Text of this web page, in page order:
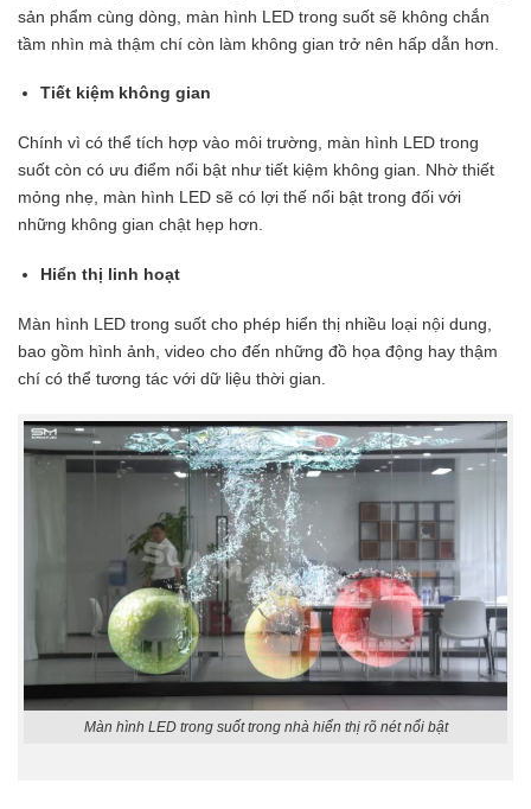
sản phẩm cùng dòng, màn hình LED trong suốt sẽ không chắn
tầm nhìn mà thậm chí còn làm không gian trở nên hấp dẫn hơn.
Tiết kiệm không gian
Chính vì có thể tích hợp vào môi trường, màn hình LED trong
suốt còn có ưu điểm nổi bật như tiết kiệm không gian. Nhờ thiết
mỏng nhẹ, màn hình LED sẽ có lợi thế nổi bật trong đối với
những không gian chật hẹp hơn.
Hiển thị linh hoạt
Màn hình LED trong suốt cho phép hiển thị nhiều loại nội dung,
bao gồm hình ảnh, video cho đến những đồ họa động hay thậm
chí có thể tương tác với dữ liệu thời gian.
Màn hình LED trong suốt trong nhà hiển thị rõ nét nổi bật